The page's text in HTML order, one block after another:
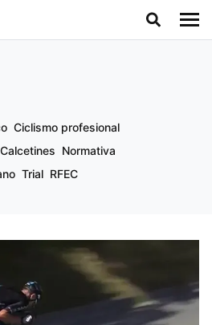
Ciclismo profesional
Calcetines Normativa
Trial RFEC